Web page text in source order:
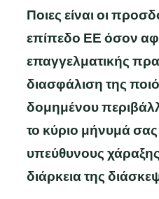
Ποιες είναι οι
επίπεδο ΕΕ όσον
επαγγελματικής
διασφάλιση της
δομημένου
το κύριο μήνυμά
υπεύθυνους χάραξης
διάρκεια της